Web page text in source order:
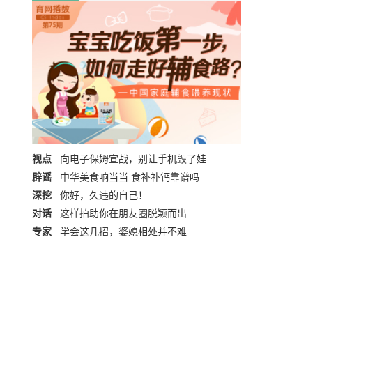
视点
向电子保姆宣战，别让手机毁了娃
辟谣
中华美食响当当 食补补钙靠谱吗
深挖 你好，久违的自己！
对话 这样拍助你在朋友圈脱颖而出
专家 学会这几招，婆媳相处并不难